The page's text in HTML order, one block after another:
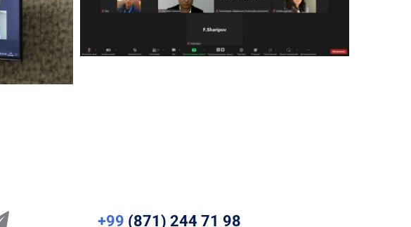
+99 (871) 244 71 98